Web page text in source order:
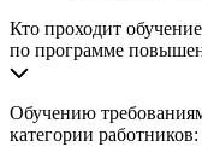
Кто проходит
по программе
Обучению
категории работников: